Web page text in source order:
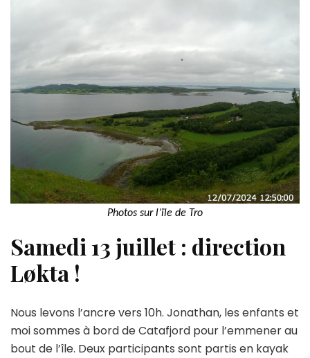
Photos sur l’ïle de Tro
Samedi 13 juillet : direction
Løkta !
Nous levons l’ancre vers 10h. Jonathan, les enfants et
moi sommes à bord de Catafjord pour l’emmener au
bout de l’île. Deux participants sont partis en kayak